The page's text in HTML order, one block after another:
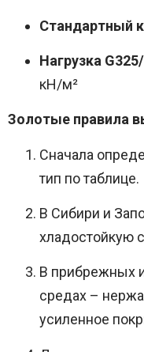
Стандартный
Нагрузка
кН/м²
Золотые правила
Сначала
тип по таблице.
В Сибири и
хладостойкую
В прибрежных
средах –
усиленное